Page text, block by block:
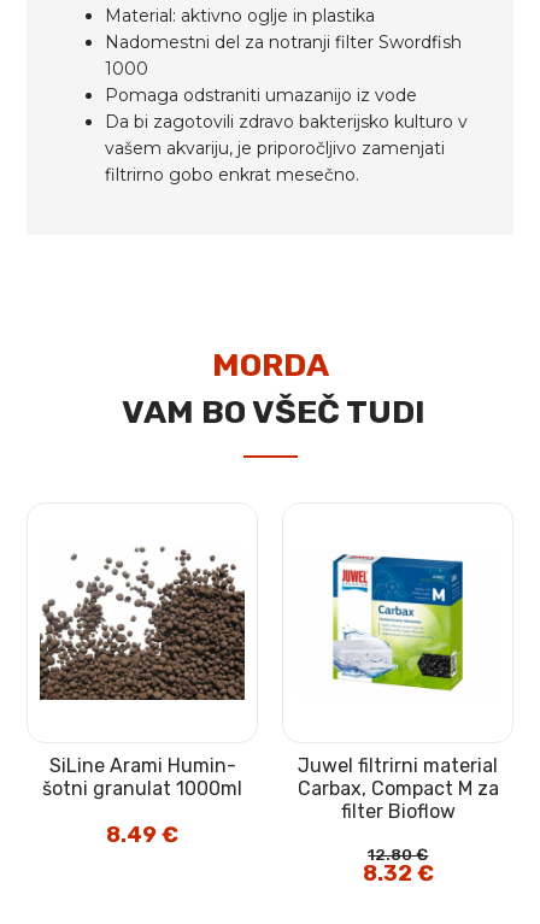
Material: aktivno oglje in plastika
Nadomestni del za notranji filter Swordfish
1000
Pomaga odstraniti umazanijo iz vode
Da bi zagotovili zdravo bakterijsko kulturo v
vašem akvariju, je priporočljivo zamenjati
filtrirno gobo enkrat mesečno.
MORDA
VAM BO VŠEČ TUDI
SiLine Arami Humin-
šotni granulat 1000ml
8.49€
Juwel filtrirni material
Carbax, Compact M za
filter Bioflow
12.80€
Izvirna
cena
8.32 €Trenutna
cena